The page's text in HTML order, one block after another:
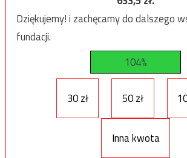
Dziękujemy! i zachęcamy do dalszego
fundacji.
104%
30 zł 50 zł
Inna kwota